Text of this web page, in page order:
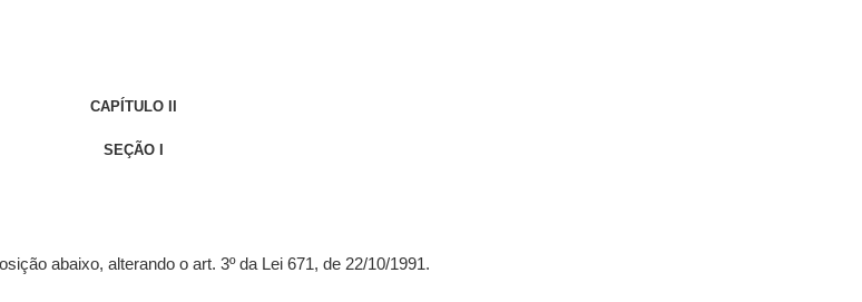
CAPÍTULO II
SEÇÃO I
abaixo, alterando o art. 3º da Lei 671, de 22/10/1991.